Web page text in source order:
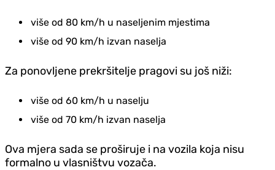
više od 80 km/h u naseljenim mjestima
više od 90 km/h izvan naselja
Za ponovljene prekršitelje pragovi su još niži:
više od 60 km/h u naselju
više od 70 km/h izvan naselja
Ova mjera sada se proširuje i na vozila koja nisu
formalno u vlasništvu vozača.